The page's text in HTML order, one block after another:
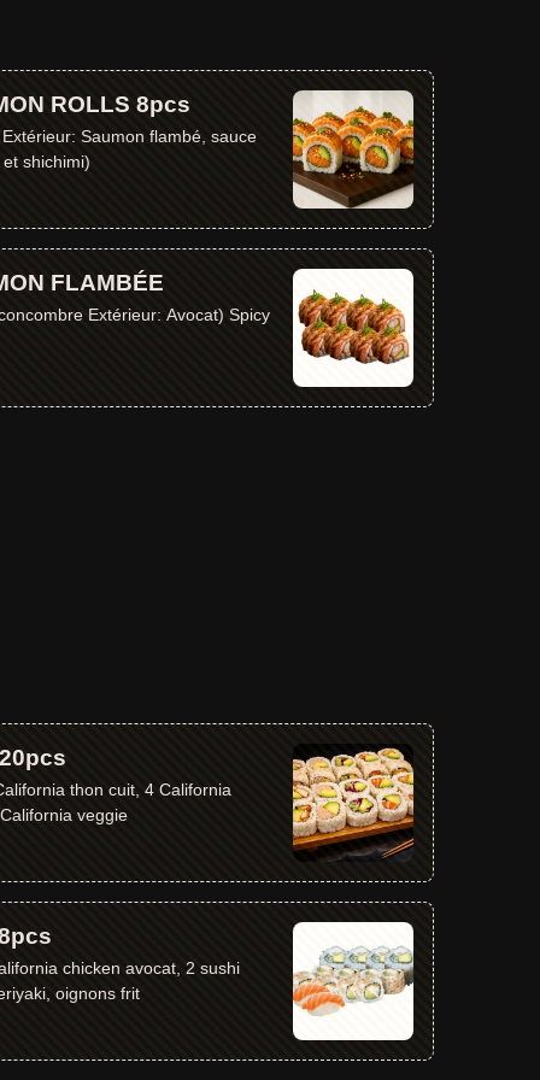
ROLLS 8pcs
Saumon flambé, sauce
shichimi)
FLAMBÉE
Extérieur: Avocat) Spicy
4 California veggie
oignons frit